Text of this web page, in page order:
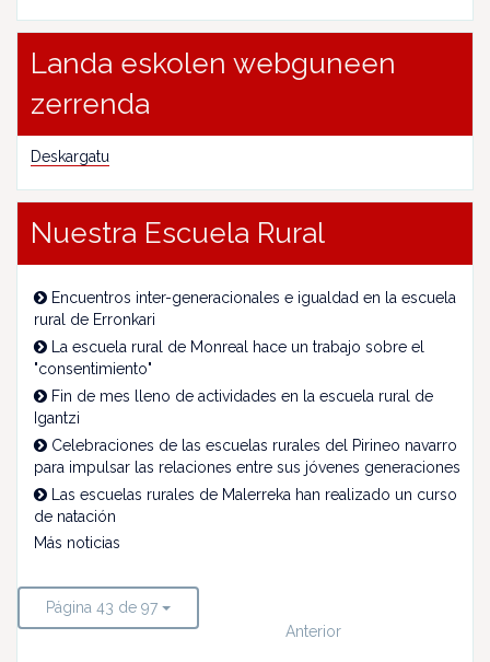
Landa eskolen webguneen
zerrenda
Deskargatu
Nuestra Escuela Rural
Encuentros inter-generacionales e igualdad en la escuela
rural de Erronkari
La escuela rural de Monreal hace un trabajo sobre el
"consentimiento"
Fin de mes lleno de actividades en la escuela rural de
Igantzi
Celebraciones de las escuelas rurales del Pirineo navarro
para impulsar las relaciones entre sus jóvenes generaciones
Las escuelas rurales de Malerreka han realizado un curso
de natación
Más noticias
Página 43 de 97
Anterior